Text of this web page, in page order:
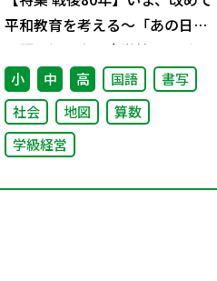
平和教育を考える〜「あの日」
を語り継ぐ本川小学校の子ども
たち〜
小 中 高 国語
書写
社会
地図
算数
学級経営